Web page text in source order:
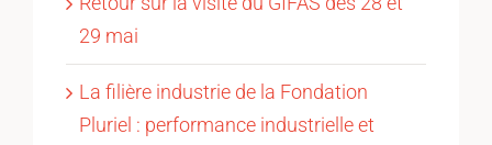
29 mai
La filière industrie de la Fondation
Pluriel : performance industrielle et